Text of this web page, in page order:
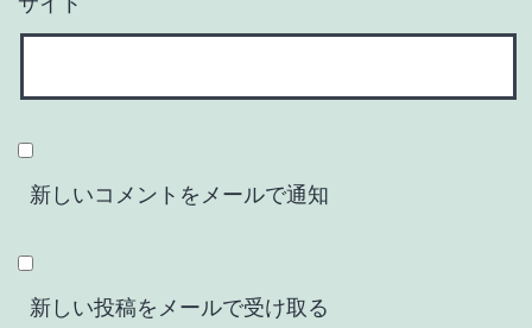
新しいコメントをメールで通知
新しい投稿をメールで受け取る